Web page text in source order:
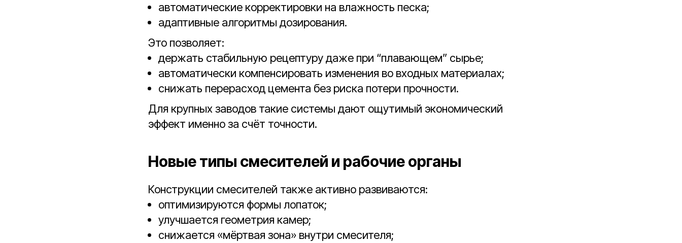
автоматические корректировки на влажность песка;
адаптивные алгоритмы дозирования.
Это позволяет:
держать стабильную рецептуру даже при “плавающем” сырье;
автоматически компенсировать изменения во входных материалах;
снижать перерасход цемента без риска потери прочности.
Для крупных заводов такие системы дают ощутимый экономический
эффект именно за счёт точности.
Новые типы смесителей и рабочие органы
Конструкции смесителей также активно развиваются:
оптимизируются формы лопаток;
улучшается геометрия камер;
снижается «мёртвая зона» внутри смесителя;